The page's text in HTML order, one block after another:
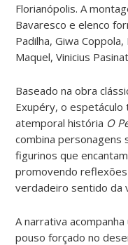
Florianópolis. A
Bavaresco e elenco
Padilha, Giwa
Maquel, Vinicius
Baseado na obra
Exupéry, o espetáculo
atemporal história O
combina personagens
figurinos que
promovendo
verdadeiro sentido da
A narrativa
pouso forçado no